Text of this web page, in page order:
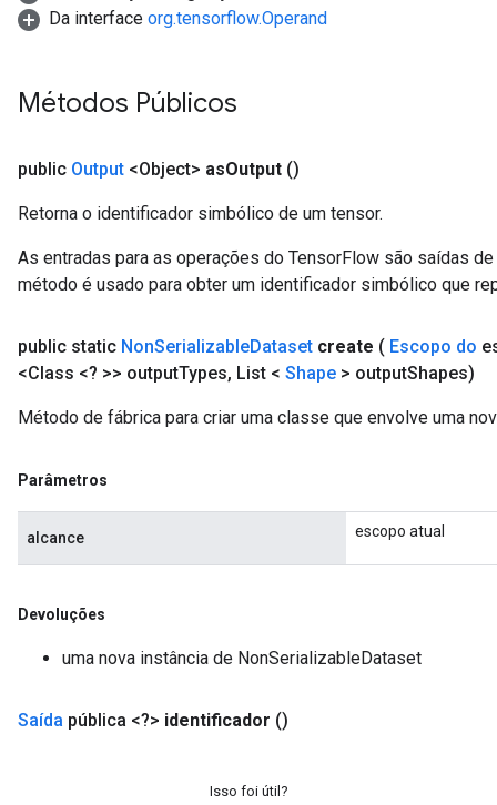
Da interface org.tensorflow.Operand
Métodos Públicos
public Output <Object> asOutput ()
Retorna o identificador simbólico de um tensor.
As entradas para as operações do TensorFlow são saídas
método é usado para obter um identificador simbólico que
public static NonSerializableDataset create ( Escopo do
<Class <? >> outputTypes, List < Shape > outputShapes)
Método de fábrica para criar uma classe que envolve uma
Parâmetros
alcance escopo atual
Devoluções
uma nova instância de NonSerializableDataset
Saída pública <?> identificador ()
Isso foi útil?